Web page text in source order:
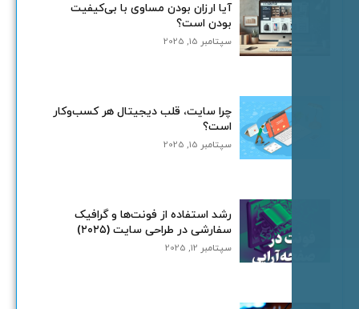
آیا ارزان بودن مساوی با بی‌کیفیت
بودن است؟
سپتامبر 15, 2025
چرا سایت، قلب دیجیتال هر کسب‌وکار
است؟
سپتامبر 15, 2025
رشد استفاده از فونت‌ها و گرافیک
سفارشی در طراحی سایت (۲۰۲۵)
سپتامبر 12, 2025